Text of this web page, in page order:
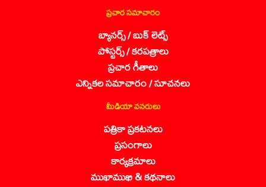
ప్రచార సమాచారం
బ్యానర్స్ / బుక్ లెట్స్
పోస్టర్స్ / కరపత్రాలు
ప్రచార గీతాలు
ఎన్నికల సమాచారం / సూచనలు
మీడియా వనరులు
పత్రికా ప్రకటనలు
ప్రసంగాలు
కార్యక్రమాలు
ముఖాముఖి & కథనాలు